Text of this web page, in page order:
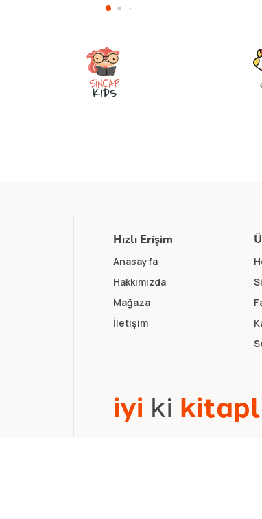
Hızlı Erişim
Anasayfa
Hakkımızda
Mağaza
İletişim
iyi ki kitapl